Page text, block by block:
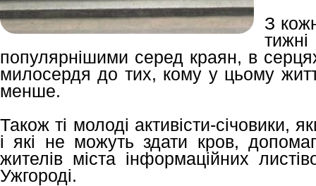
З
популярнішими серед краян, в
милосердя до тих, кому у цьому
менше.
Також ті молоді активісти-
і які не можуть здати кров,
жителів міста інформаційних
Ужгороді.